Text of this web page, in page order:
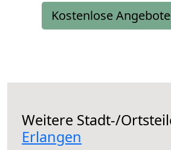
Kostenlose
Weitere Stadt-/
Erlangen